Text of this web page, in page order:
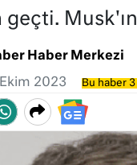
geçti.
Haber Merkezi
2023 Bu haber 3